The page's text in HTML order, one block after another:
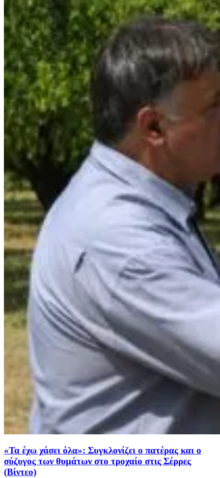
«Τα έχω χάσει όλα»: Συγκλονίζει ο πατέρας και ο
σύζυγος των θυμάτων στο τροχαίο στις Σέρρες
(Βίντεο)